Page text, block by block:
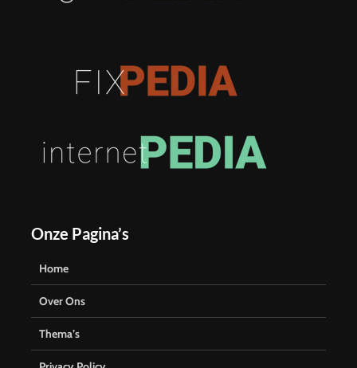
Onze Pagina’s
Home
Over Ons
Thema’s